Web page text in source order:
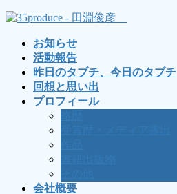
コ
ナ
お知らせ
活動報告
昨日のタブチ、今日のタブチ
回想と思い出
プロフィール
会社概要